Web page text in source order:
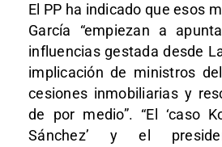
El PP ha indicado que esos
García “empiezan a
influencias gestada desde
implicación de ministros
cesiones inmobiliarias y
de por medio”. “El ‘caso
Sánchez’ y el